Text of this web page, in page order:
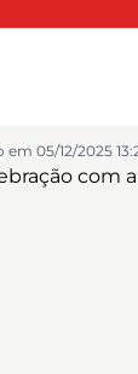
05/12/2025
com